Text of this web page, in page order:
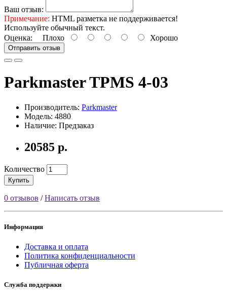
Ваш отзыв:
Примечание: HTML разметка не поддерживается!
Используйте обычный текст.
Оценка: Плохо Хорошо
Отправить отзыв
Parkmaster TPMS 4-03
Производитель: Parkmaster
Модель: 4880
Наличие: Предзаказ
20585 р.
Количество
Купить
0 отзывов /Написать отзыв
Информация
Доставка и оплата
Политика конфиденциальности
Публичная оферта
Служба поддержки